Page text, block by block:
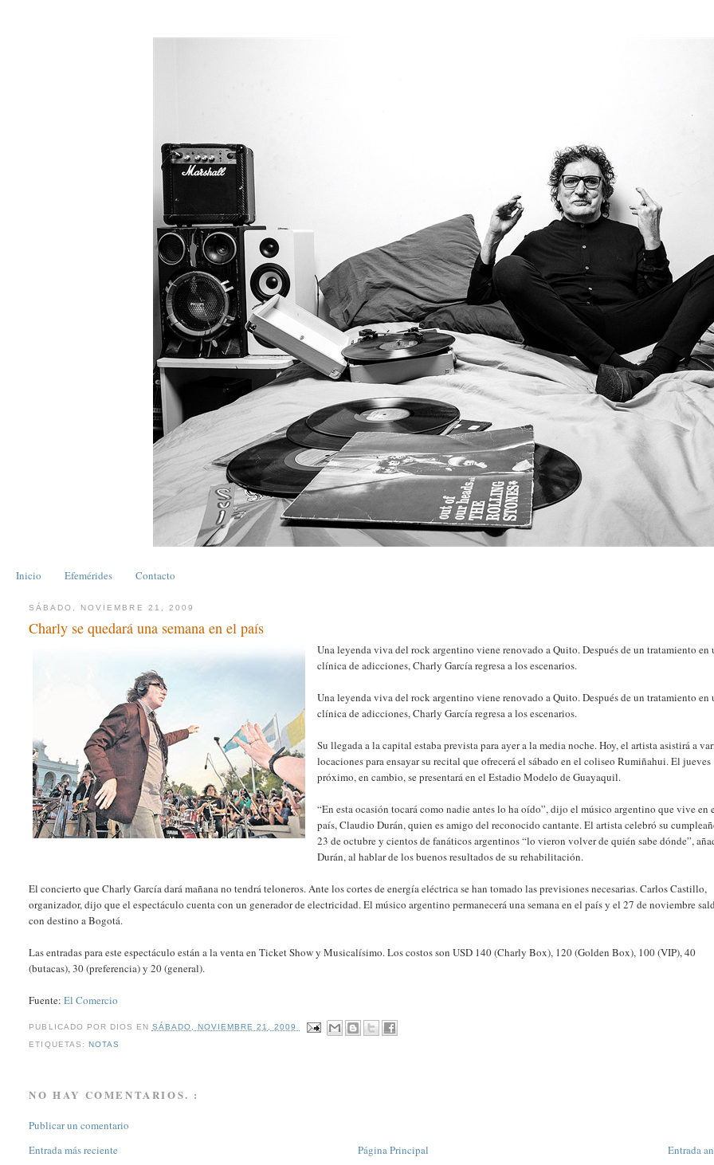
Inicio Efemérides Contacto
SÁBADO, NOVIEMBRE 21, 2009
Charly se quedará una semana en el país
Una leyenda viva del rock argentino viene renovado a Quito. Después de un tratamiento en
clínica de adicciones, Charly García regresa a los escenarios.
Una leyenda viva del rock argentino viene renovado a Quito. Después de un tratamiento en
clínica de adicciones, Charly García regresa a los escenarios.
Su llegada a la capital estaba prevista para ayer a la media noche. Hoy, el artista asistirá a
locaciones para ensayar su recital que ofrecerá el sábado en el coliseo Rumiñahui. El jueves
próximo, en cambio, se presentará en el Estadio Modelo de Guayaquil.
“En esta ocasión tocará como nadie antes lo ha oído”, dijo el músico argentino que vive en
país, Claudio Durán, quien es amigo del reconocido cantante. El artista celebró su
23 de octubre y cientos de fanáticos argentinos “lo vieron volver de quién sabe dónde”,
Durán, al hablar de los buenos resultados de su rehabilitación.
El concierto que Charly García dará mañana no tendrá teloneros. Ante los cortes de energía eléctrica se han tomado las previsiones necesarias. Carlos Castillo,
organizador, dijo que el espectáculo cuenta con un generador de electricidad. El músico argentino permanecerá una semana en el país y el 27 de noviembre
con destino a Bogotá.
Las entradas para este espectáculo están a la venta en Ticket Show y Musicalísimo. Los costos son USD 140 (Charly Box), 120 (Golden Box), 100 (VIP), 40
(butacas), 30 (preferencia) y 20 (general).
Fuente:El Comercio
PUBLICADO POR DIOS EN SÁBADO, NOVIEMBRE 21, 2009
ETIQUETAS: NOTAS
NO HAY COMENTARIOS. :
Publicar un comentario
Entrada más reciente
Entrada
Página Principal